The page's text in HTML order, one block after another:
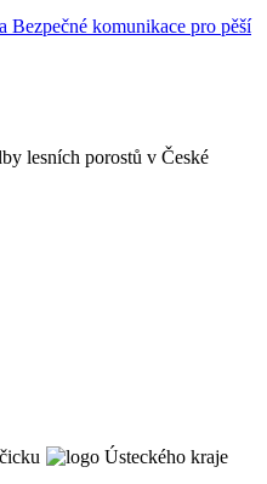
lesních porostů v České